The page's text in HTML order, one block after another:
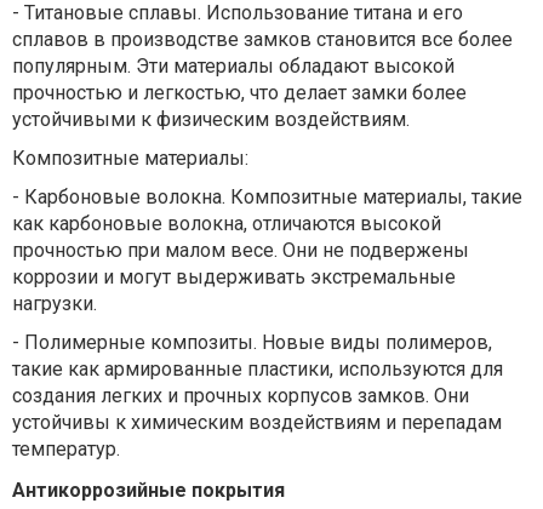
- Титановые сплавы. Использование титана и его
сплавов в производстве замков становится все более
популярным. Эти материалы обладают высокой
прочностью и легкостью, что делает замки более
устойчивыми к физическим воздействиям.
Композитные материалы:
- Карбоновые волокна. Композитные материалы, такие
как карбоновые волокна, отличаются высокой
прочностью при малом весе. Они не подвержены
коррозии и могут выдерживать экстремальные
нагрузки.
- Полимерные композиты. Новые виды полимеров,
такие как армированные пластики, используются для
создания легких и прочных корпусов замков. Они
устойчивы к химическим воздействиям и перепадам
температур.
Антикоррозийные покрытия